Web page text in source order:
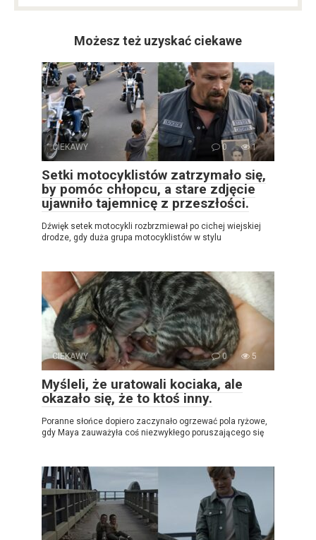
Możesz też uzyskać ciekawe
CIEKAWY 0 1
Setki motocyklistów zatrzymało się,
by pomóc chłopcu, a stare zdjęcie
ujawniło tajemnicę z przeszłości.
Dźwięk setek motocykli rozbrzmiewał po cichej wiejskiej
drodze, gdy duża grupa motocyklistów w stylu
CIEKAWY 0 5
Myśleli, że uratowali kociaka, ale
okazało się, że to ktoś inny.
Poranne słońce dopiero zaczynało ogrzewać pola ryżowe,
gdy Maya zauważyła coś niezwykłego poruszającego się